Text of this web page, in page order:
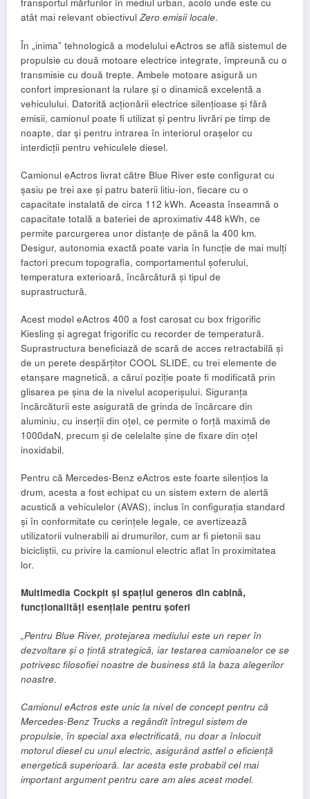
transportul mărfurilor în mediul urban, acolo unde este cu
atât mai relevant obiectivulZero emisii locale.
În „inima” tehnologică a modelului eActros se află sistemul de
propulsie cu două motoare electrice integrate, împreună cu o
transmisie cu două trepte. Ambele motoare asigură un
confort impresionant la rulare și o dinamică excelentă a
vehiculului. Datorită acționării electrice silențioase și fără
emisii, camionul poate fi utilizat și pentru livrări pe timp de
noapte, dar și pentru intrarea în interiorul orașelor cu
interdicții pentru vehiculele diesel.
Camionul eActros livrat către Blue River este configurat cu
șasiu pe trei axe și patru baterii litiu-ion, fiecare cu o
capacitate instalată de circa 112 kWh. Aceasta înseamnă o
capacitate totală a bateriei de aproximativ 448 kWh, ce
permite parcurgerea unor distanțe de până la 400 km.
Desigur, autonomia exactă poate varia în funcție de mai mulți
factori precum topografia, comportamentul șoferului,
temperatura exterioară, încărcătură și tipul de
suprastructură.
Acest model eActros 400 a fost carosat cu box frigorific
Kiesling și agregat frigorific cu recorder de temperatură.
Suprastructura beneficiază de scară de acces retractabilă și
de un perete despărțitor COOL SLIDE, cu trei elemente de
etanșare magnetică, a cărui poziție poate fi modificată prin
glisarea pe șina de la nivelul acoperișului. Siguranța
încărcăturii este asigurată de grinda de încărcare din
aluminiu, cu inserții din oțel, ce permite o forță maximă de
1000daN, precum și de celelalte șine de fixare din oțel
inoxidabil.
Pentru că Mercedes-Benz eActros este foarte silențios la
drum, acesta a fost echipat cu un sistem extern de alertă
acustică a vehiculelor (AVAS), inclus în configurația standard
și în conformitate cu cerințele legale, ce avertizează
utilizatorii vulnerabili ai drumurilor, cum ar fi pietonii sau
bicicliștii, cu privire la camionul electric aflat în proximitatea
lor.
Multimedia Cockpit și spațiul generos din cabină,
funcționalități esențiale pentru șoferi
„Pentru Blue River, protejarea mediului este un reper în
dezvoltare și o țintă strategică, iar testarea camioanelor ce se
potrivesc filosofiei noastre de business stă la baza alegerilor
noastre.
Camionul eActros este unic la nivel de concept pentru că
Mercedes-Benz Trucks a regândit întregul sistem de
propulsie, în special axa electrificată, nu doar a înlocuit
motorul diesel cu unul electric, asigurând astfel o eficiență
energetică superioară. Iar acesta este probabil cel mai
important argument pentru care am ales acest model.